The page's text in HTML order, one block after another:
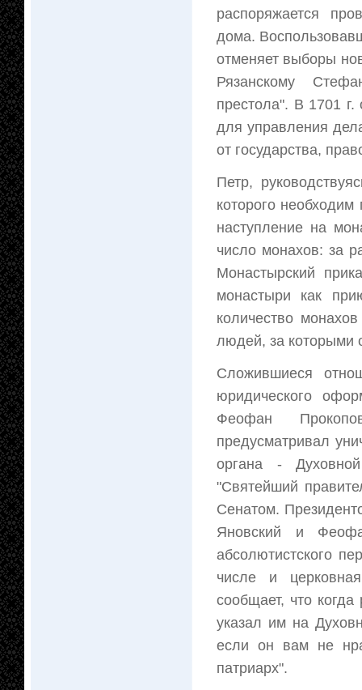
распоряжается
дома.
отменяет выборы
Рязанскому
престола". В 1701 г.
для управления
от государства,
Петр,
которого
наступление на
число монахов: за
Монастырский
монастыри как
количество
людей, за которыми
Сложившиеся
юридического
Феофан
предусматривал
органа -
"Святейший
Сенатом.
Яновский и
абсолютистского
числе и
сообщает, что
указал им на
если он вам не
патриарх".